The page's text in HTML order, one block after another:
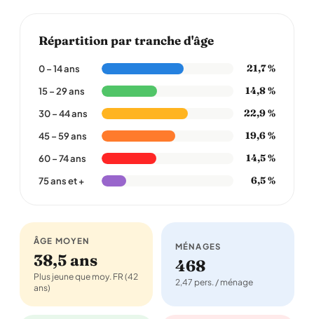
Répartition par tranche d'âge
0 – 14 ans 21,7 %
15 – 29 ans 14,8 %
30 – 44 ans 22,9 %
45 – 59 ans 19,6 %
60 – 74 ans 14,5 %
75 ans et + 6,5 %
ÂGE MOYEN
38,5 ans
Plus jeune que moy. FR (42
ans)
MÉNAGES
468
2,47 pers. / ménage